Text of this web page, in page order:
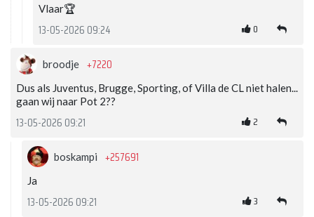
Vlaar🏆
13-05-2026 09:24 0
broodje +7220
Dus als Juventus, Brugge, Sporting, of Villa de CL niet halen...
gaan wij naar Pot 2??
13-05-2026 09:21 2
boskampi +257691
Ja
13-05-2026 09:21 3